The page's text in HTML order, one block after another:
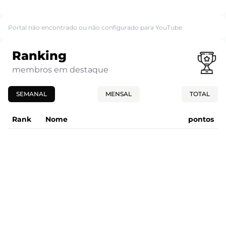
Portal não encontrado ou não configurado para YouTube.
Ranking
membros em destaque
SEMANAL MENSAL TOTAL
Rank Nome pontos